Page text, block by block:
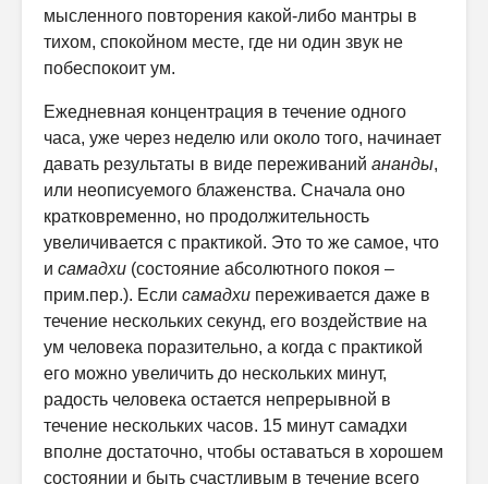
мысленного повторения какой-либо мантры в
тихом, спокойном месте, где ни один звук не
побеспокоит ум.
Ежедневная концентрация в течение одного
часа, уже через неделю или около того, начинает
давать результаты в виде переживаний ананды,
или неописуемого блаженства. Сначала оно
кратковременно, но продолжительность
увеличивается с практикой. Это то же самое, что
и самадхи (состояние абсолютного покоя –
прим.пер.). Если самадхи переживается даже в
течение нескольких секунд, его воздействие на
ум человека поразительно, а когда с практикой
его можно увеличить до нескольких минут,
радость человека остается непрерывной в
течение нескольких часов. 15 минут самадхи
вполне достаточно, чтобы оставаться в хорошем
состоянии и быть счастливым в течение всего